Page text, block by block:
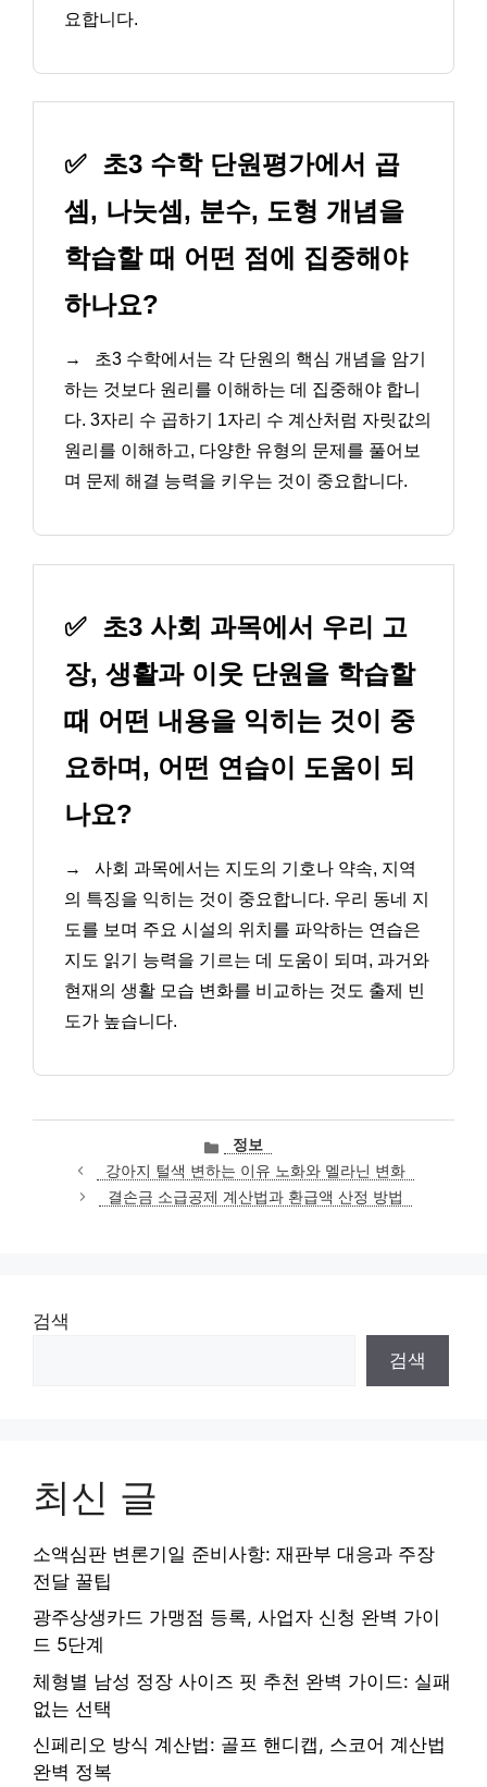
요합니다.
✅ 초3 수학 단원평가에서 곱
셈, 나눗셈, 분수, 도형 개념을
학습할 때 어떤 점에 집중해야
하나요?
→
초3 수학에서는 각 단원의 핵심 개념을 암기
하는 것보다 원리를 이해하는 데 집중해야 합니
다. 3자리 수 곱하기 1자리 수 계산처럼 자릿값의
원리를 이해하고, 다양한 유형의 문제를 풀어보
며 문제 해결 능력을 키우는 것이 중요합니다.
✅ 초3 사회 과목에서 우리 고
장, 생활과 이웃 단원을 학습할
때 어떤 내용을 익히는 것이 중
요하며, 어떤 연습이 도움이 되
나요?
→
사회 과목에서는 지도의 기호나 약속, 지역
의 특징을 익히는 것이 중요합니다. 우리 동네 지
도를 보며 주요 시설의 위치를 파악하는 연습은
지도 읽기 능력을 기르는 데 도움이 되며, 과거와
현재의 생활 모습 변화를 비교하는 것도 출제 빈
도가 높습니다.
카
테
고
리
정보
강아지 털색 변하는 이유 노화와 멜라닌 변화
결손금 소급공제 계산법과 환급액 산정 방법
검색
검색
최신 글
소액심판 변론기일 준비사항: 재판부 대응과 주장
전달 꿀팁
광주상생카드 가맹점 등록, 사업자 신청 완벽 가이
드 5단계
체형별 남성 정장 사이즈 핏 추천 완벽 가이드: 실패
없는 선택
신페리오 방식 계산법: 골프 핸디캡, 스코어 계산법
완벽 정복